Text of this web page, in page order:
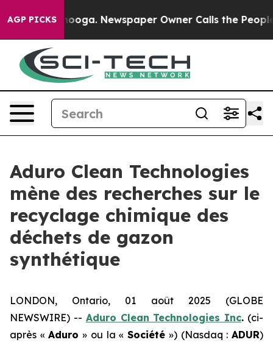
AGP PICKS Newspaper Owner Calls the People
Aduro Clean Technologies
mène des recherches sur le
recyclage chimique des
déchets de gazon
synthétique
LONDON, Ontario, 01 août 2025 (GLOBE
NEWSWIRE) -- Aduro Clean Technologies Inc. (ci-
après «Aduro » ou la «Société ») (Nasdaq :ADUR)